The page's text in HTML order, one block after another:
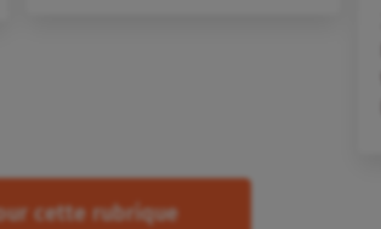
cette rubrique